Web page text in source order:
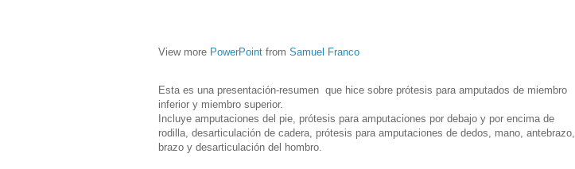
View more PowerPoint from Samuel Franco
Esta es una presentación-resumen que hice sobre prótesis para amputados de miembro
inferior y miembro superior.
Incluye amputaciones del pie, prótesis para amputaciones por debajo y por encima de
rodilla, desarticulación de cadera, prótesis para amputaciones de dedos, mano, antebrazo,
brazo y desarticulación del hombro.